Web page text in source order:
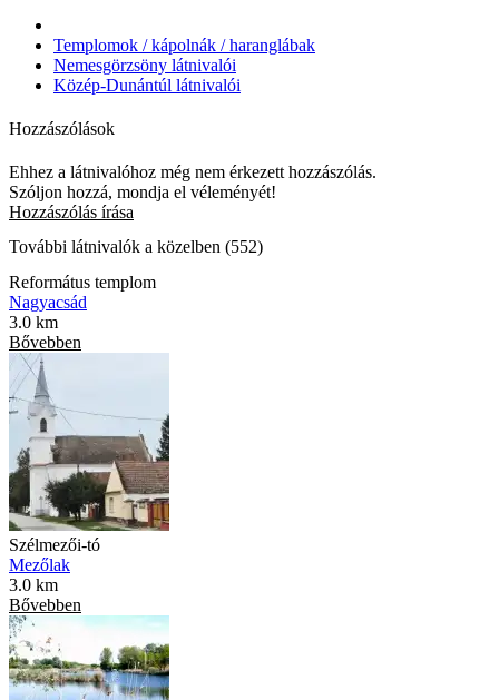
Templomok / kápolnák / haranglábak
Nemesgörzsöny látnivalói
Közép-Dunántúl látnivalói
Hozzászólások
Ehhez a látnivalóhoz még nem érkezett hozzászólás.
Szóljon hozzá, mondja el véleményét!
Hozzászólás írása
További látnivalók a közelben (552)
Református templom
Nagyacsád
3.0 km
Bővebben
Szélmezői-tó
Mezőlak
3.0 km
Bővebben